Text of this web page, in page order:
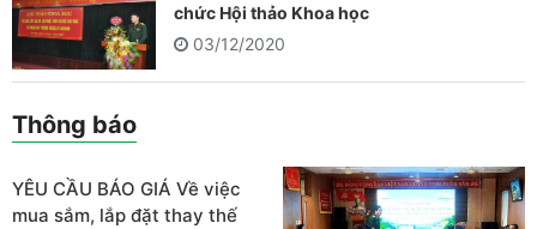
chức Hội thảo Khoa học
03/12/2020
Thông báo
YÊU CẦU BÁO GIÁ Về việc
mua sắm, lắp đặt thay thế